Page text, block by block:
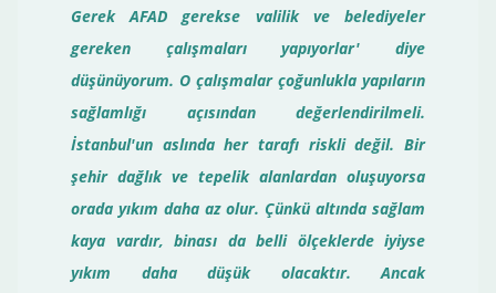
Gerek AFAD gerekse valilik ve belediyeler
gereken çalışmaları yapıyorlar' diye
düşünüyorum. O çalışmalar çoğunlukla yapıların
sağlamlığı açısından değerlendirilmeli.
İstanbul'un aslında her tarafı riskli değil. Bir
şehir dağlık ve tepelik alanlardan oluşuyorsa
orada yıkım daha az olur. Çünkü altında sağlam
kaya vardır, binası da belli ölçeklerde iyiyse
yıkım daha düşük olacaktır. Ancak